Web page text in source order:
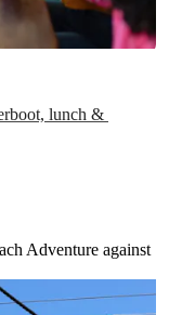
lunch &
Adventure against